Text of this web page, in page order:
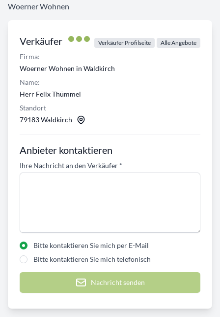
Verkäufer Verkäufer Profilseite Alle Angebote
Firma:
Woerner Wohnen in Waldkirch
Name:
Herr Felix Thümmel
Standort
79183 Waldkirch
Anbieter kontaktieren
Ihre Nachricht an den Verkäufer *
Bitte kontaktieren Sie mich per E-Mail
Bitte kontaktieren Sie mich telefonisch
Nachricht senden
Woerner Wohnen